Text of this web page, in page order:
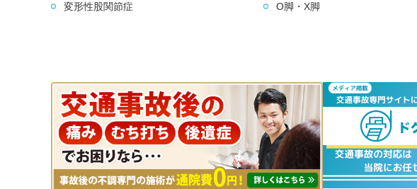
変形性股関節症 O脚・X脚